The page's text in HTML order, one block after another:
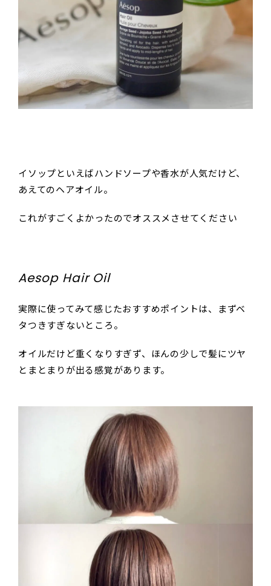
イソップといえばハンドソープや香水が人気だけど、
あえてのヘアオイル。
これがすごくよかったのでオススメさせてください
Aesop Hair Oil
実際に使ってみて感じたおすすめポイントは、まずベ
タつきすぎないところ。
オイルだけど重くなりすぎず、ほんの少しで髪にツヤ
とまとまりが出る感覚があります。